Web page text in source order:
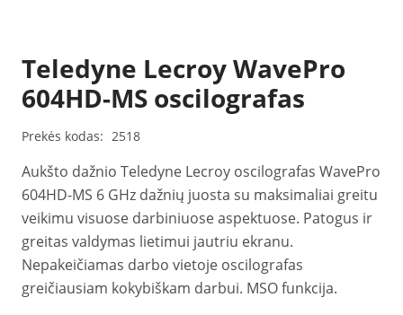
Teledyne Lecroy WavePro
604HD-MS oscilografas
Prekės kodas: 2518
Aukšto dažnio Teledyne Lecroy oscilografas WavePro
604HD-MS 6 GHz dažnių juosta su maksimaliai greitu
veikimu visuose darbiniuose aspektuose. Patogus ir
greitas valdymas lietimui jautriu ekranu.
Nepakeičiamas darbo vietoje oscilografas
greičiausiam kokybiškam darbui. MSO funkcija.